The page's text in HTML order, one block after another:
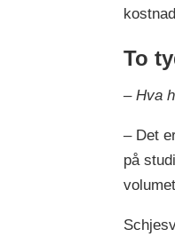
To
– Hva
– Det
på